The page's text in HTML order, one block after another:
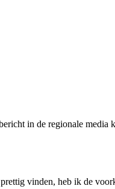
in de regionale
vinden, heb ik de